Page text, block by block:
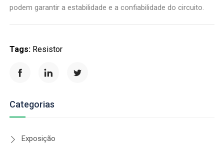
podem garantir a estabilidade e a confiabilidade do circuito.
Tags: Resistor
Categorias
Exposição